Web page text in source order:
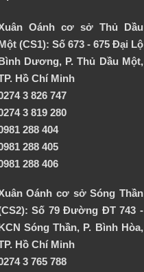
Oánh cơ sở Thủ Dầu
(CS1): Số 673 - 675 Đại Lộ
Dương, P. Thủ Dầu Một,
Hồ Chí Minh
3 826 747
3 819 280
288 404
288 405
288 406
Oánh cơ sở Sóng Thần
Số 79 Đường ĐT 743 -
Sóng Thần, P. Bình Hòa,
Hồ Chí Minh
3 765 788